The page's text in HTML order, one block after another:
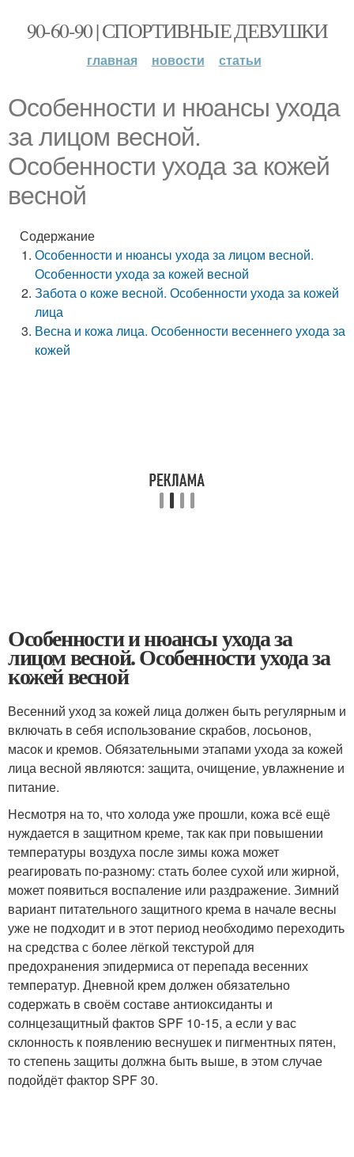
90-60-90 | СПОРТИВНЫЕ ДЕВУШКИ
главная новости статьи
Особенности и нюансы ухода
за лицом весной.
Особенности ухода за кожей
весной
Содержание
Особенности и нюансы ухода за лицом весной.
Особенности ухода за кожей весной
Забота о коже весной. Особенности ухода за кожей
лица
Весна и кожа лица. Особенности весеннего ухода за
кожей
Особенности и нюансы ухода за
лицом весной. Особенности ухода за
кожей весной
Весенний уход за кожей лица должен быть регулярным и
включать в себя использование скрабов, лосьонов,
масок и кремов. Обязательными этапами ухода за кожей
лица весной являются: защита, очищение, увлажнение и
питание.
Несмотря на то, что холода уже прошли, кожа всё ещё
нуждается в защитном креме, так как при повышении
температуры воздуха после зимы кожа может
реагировать по-разному: стать более сухой или жирной,
может появиться воспаление или раздражение. Зимний
вариант питательного защитного крема в начале весны
уже не подходит и в этот период необходимо переходить
на средства с более лёгкой текстурой для
предохранения эпидермиса от перепада весенних
температур. Дневной крем должен обязательно
содержать в своём составе антиоксиданты и
солнцезащитный фактов SPF 10-15, а если у вас
склонность к появлению веснушек и пигментных пятен,
то степень защиты должна быть выше, в этом случае
подойдёт фактор SPF 30.